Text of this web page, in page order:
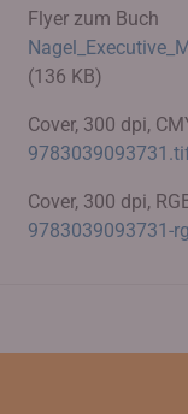
Flyer zum Buch
(136 KB)
Cover, 300 dpi,
Cover, 300 dpi,
9783039093731-